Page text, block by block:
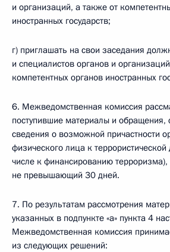
и организаций, а также от
иностранных государств;
г) приглашать на свои заседания
и специалистов органов и
компетентных органов иностранных
6. Межведомственная комиссия
поступившие материалы и
сведения о возможной причастности
физического лица к террористической
числе к финансированию терроризма),
не превышающий 30 дней.
7. По результатам рассмотрения
указанных в подпункте «а» пункта 4
Межведомственная комиссия
из следующих решений: